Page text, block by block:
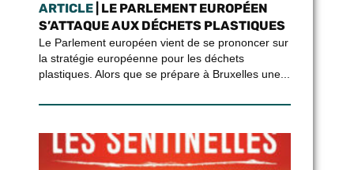
ARTICLE| LE PARLEMENT EUROPÉEN
S’ATTAQUE AUX DÉCHETS PLASTIQUES
Le Parlement européen vient de se prononcer sur
la stratégie européenne pour les déchets
plastiques. Alors que se prépare à Bruxelles une...